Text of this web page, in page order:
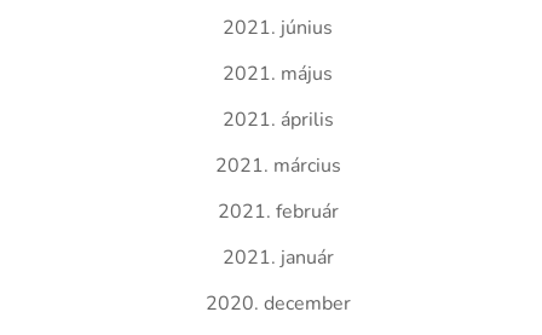
2021. június
2021. május
2021. április
2021. március
2021. február
2021. január
2020. december